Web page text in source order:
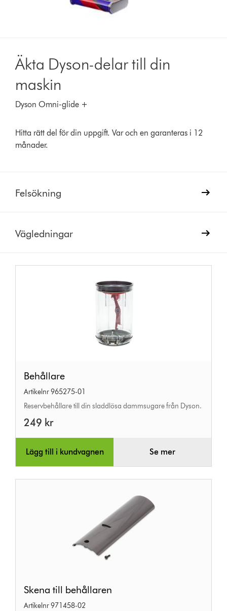
Äkta Dyson-delar till din
maskin
Dyson Omni-glide +
Hitta rätt del för din uppgift. Var och en garanteras i 12
månader.
Felsökning
Vägledningar
Behållare
Artikelnr 965275-01
Reservbehållare till din sladdlösa dammsugare från Dyson.
249 kr
Lägg till i kundvagnen Se mer
till
Skena till behållaren
Artikelnr 971458-02